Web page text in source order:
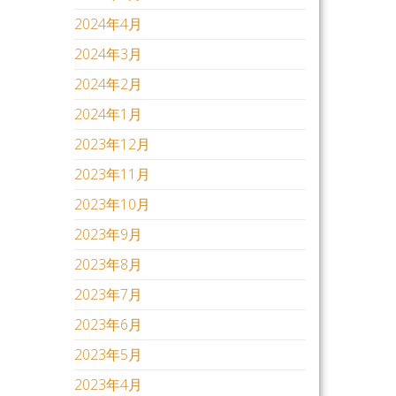
2024年4月
2024年3月
2024年2月
2024年1月
2023年12月
2023年11月
2023年10月
2023年9月
2023年8月
2023年7月
2023年6月
2023年5月
2023年4月